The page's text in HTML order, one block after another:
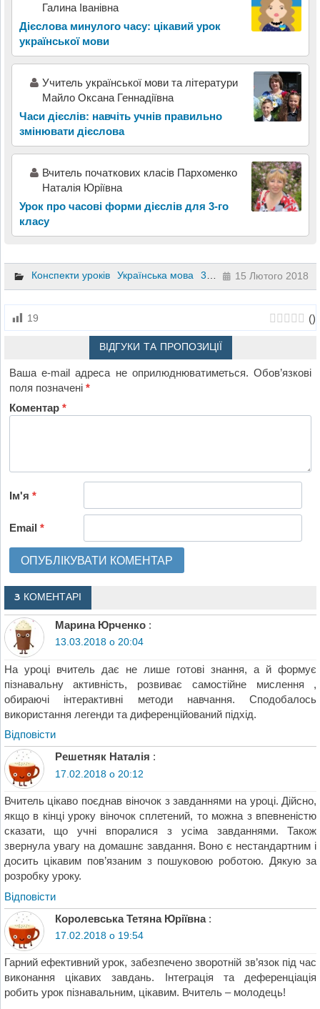
Галина Іванівна
Дієслова минулого часу: цікавий урок
української мови
Учитель української мови та літератури
Майло Оксана Геннадіївна
Часи дієслів: навчіть учнів правильно
змінювати дієслова
Вчитель початкових класів Пархоменко
Наталія Юріївна
Урок про часові форми дієслів для 3-го
класу
Конспекти уроків Українська мова 3 клас 15 Лютого 2018
19 ()
ВІДГУКИ ТА ПРОПОЗИЦІЇ
Ваша e-mail адреса не оприлюднюватиметься. Обов’язкові
поля позначені*
Коментар*
Ім'я*
Email*
3 КОМЕНТАРІ
Марина Юрченко :
13.03.2018 о 20:04
На уроці вчитель дає не лише готові знання, а й формує
пізнавальну активність, розвиває самостійне мислення ,
обираючі інтерактивні методи навчання. Сподобалось
використання легенди та диференційований підхід.
Відповіcти
Решетняк Наталія :
17.02.2018 о 20:12
Вчитель цікаво поєднав віночок з завданнями на уроці. Дійсно,
якщо в кінці уроку віночок сплетений, то можна з впевненістю
сказати, що учні впоралися з усіма завданнями. Також
звернула увагу на домашнє завдання. Воно є нестандартним і
досить цікавим пов’язаним з пошуковою роботою. Дякую за
розробку уроку.
Відповіcти
Королевська Тетяна Юріївна :
17.02.2018 о 19:54
Гарний ефективний урок, забезпечено зворотній зв’язок під час
виконання цікавих завдань. Інтеграція та деференціація
робить урок пізнавальним, цікавим. Вчитель – молодець!